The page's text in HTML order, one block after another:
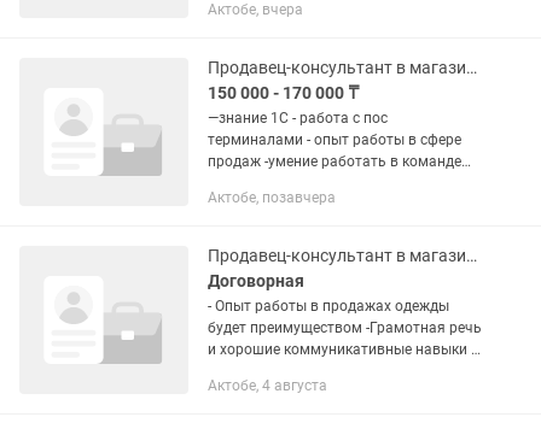
общаться с покупателем. Возраст от 18
19-00. З/П 180...
Актобе, вчера
Продавец-консультант в магазине
150 000 - 170 000 ₸
—знание 1С - работа с пос
терминалами - опыт работы в сфере
продаж -умение работать в команде
-выкладка товара -следить за сроком
Актобе, позавчера
Продавец-консультант в магазине одежды
Договорная
- Опыт работы в продажах одежды
будет преимуществом -Грамотная речь
и хорошие коммуникативные навыки -
и аккуратность - Умение находить
Актобе, 4 августа